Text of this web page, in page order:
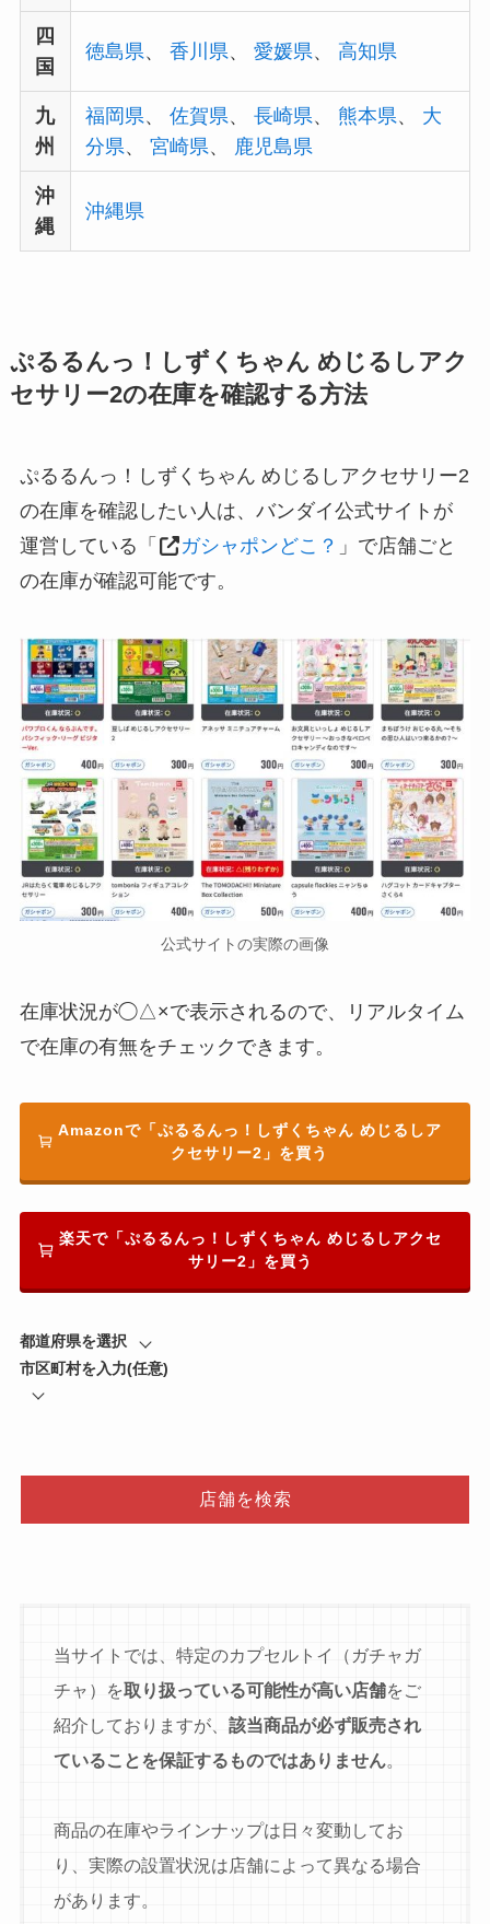
四
国
徳島県、香川県、愛媛県、高知県
九
州
福岡県、佐賀県、長崎県、 熊本県、 大
分県、宮崎県、 鹿児島県
沖
縄
沖縄県
ぷるるんっ！しずくちゃん めじるしアク
セサリー2の在庫を確認する方法
ぷるるんっ！しずくちゃん めじるしアクセサリー2
の在庫を確認したい人は、バンダイ公式サイトが
運営している「
ガシャポンどこ？ 」で店舗ごと
の在庫が確認可能です。
公式サイトの実際の画像
在庫状況が◯△×で表示されるので、リアルタイム
で在庫の有無をチェックできます。
Amazonで「ぷるるんっ！しずくちゃん めじるしア
クセサリー2」を買う
楽天で「ぷるるんっ！しずくちゃん めじるしアクセ
サリー2」を買う
都道府県を選択
市区町村を入力(任意)
店舗を検索
当サイトでは、特定のカプセルトイ（ガチャガ
チャ）を取り扱っている可能性が高い店舗をご
紹介しておりますが、 該当商品が必ず販売され
ていることを保証するものではありません
商品の在庫やラインナップは日々変動してお
り、実際の設置状況は店舗によって異なる場合
があります。